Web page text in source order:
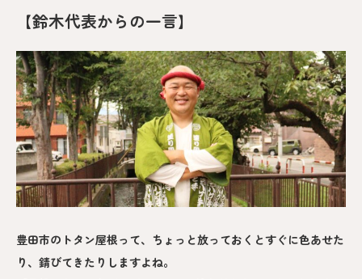
【鈴木代表からの一言】
豊田市のトタン屋根って、ちょっと放っておくとすぐに色あせた
り、錆びてきたりしますよね。